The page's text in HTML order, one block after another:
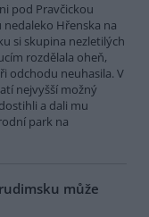
pod Pravčickou
nedaleko Hřenska na
si skupina nezletilých
rozdělala oheň,
odchodu neuhasila. V
nejvyšší možný
a dali mu
park na
může